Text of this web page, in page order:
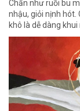
Chấn như ruồi bu
nhậu, giỏi nịnh hót.
khô là dễ dàng